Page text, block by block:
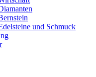
und Schmuck